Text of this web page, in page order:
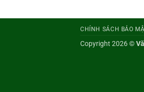
CHÍNH SÁCH BẢO
Copyright 2026 ©